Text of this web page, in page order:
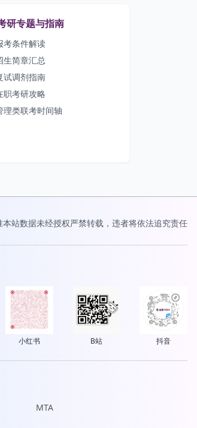
研专题与指南
考条件解读
生简章汇总
试调剂指南
职考研攻略
理类联考时间轴
本站数据未经授权严禁转载，违者将依法追究责任
小红书 B站 抖音
MTA